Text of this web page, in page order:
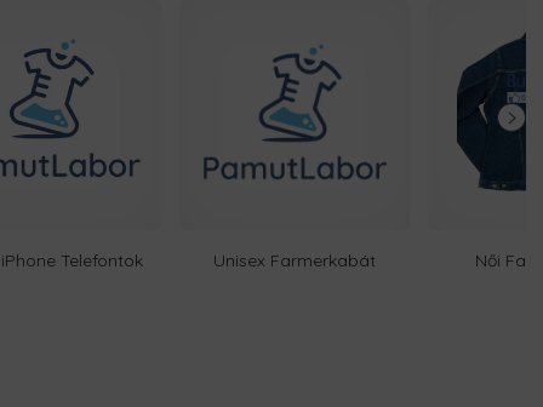
Telefontok Unisex Farmerkabát Női